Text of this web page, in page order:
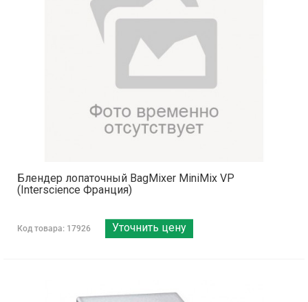
Блендер лопаточный BagMixer MiniMix VP
(Interscience Франция)
Код товара: 17926 Уточнить цену